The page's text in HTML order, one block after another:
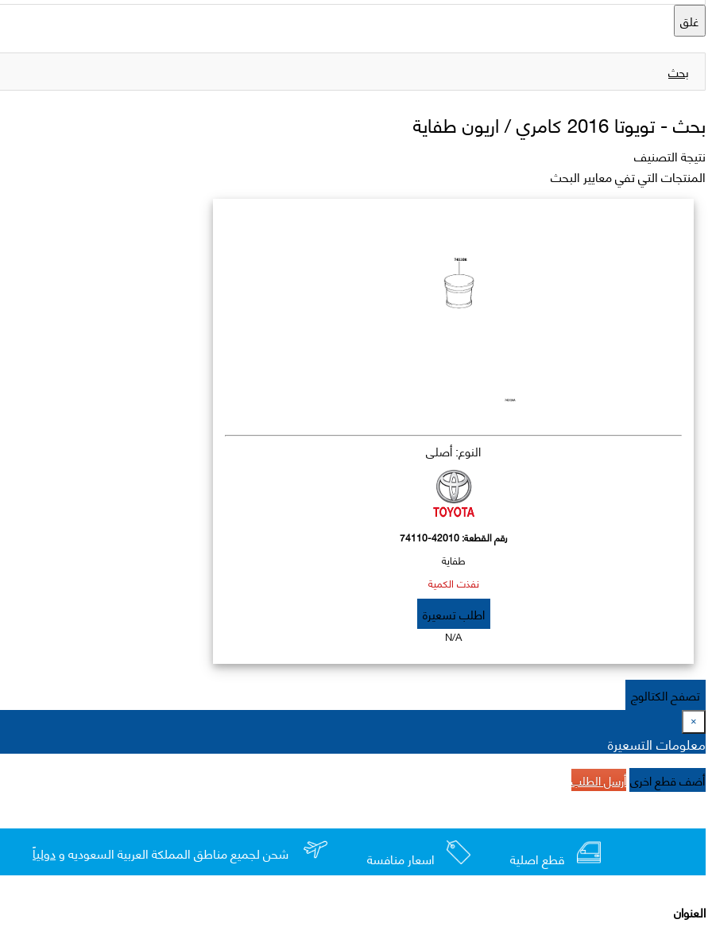
غلق
بحث
بحث -تويوتا 2016 كامري / اريون طفاية
نتيجة التصنيف
المنتجات التي تفي معايير البحث
النوع: أصلي
رقم القطعة:74110-42010
طفاية
نفذت الكمية
اطلب تسعيرة
N/A
تصفح الكتالوج
×
معلومات التسعيرة
أضف قطع اخرىأرسل الطلب
قطع اصلية اسعار منافسة شحن لجميع مناطق المملكة العربية السعوديه ودولياً
العنوان